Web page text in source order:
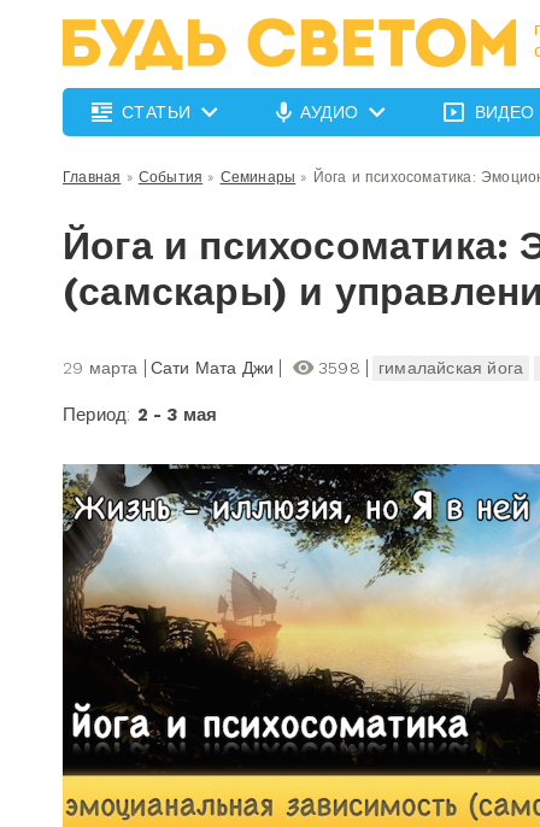
СТАТЬИ АУДИО ВИДЕО
Главная » События » Семинары » Йога и психосоматика:
Йога и психосоматика:
(самскары) и
29 марта Сати Мата Джи 3598 гималайская йога
Период: 2 - 3 мая